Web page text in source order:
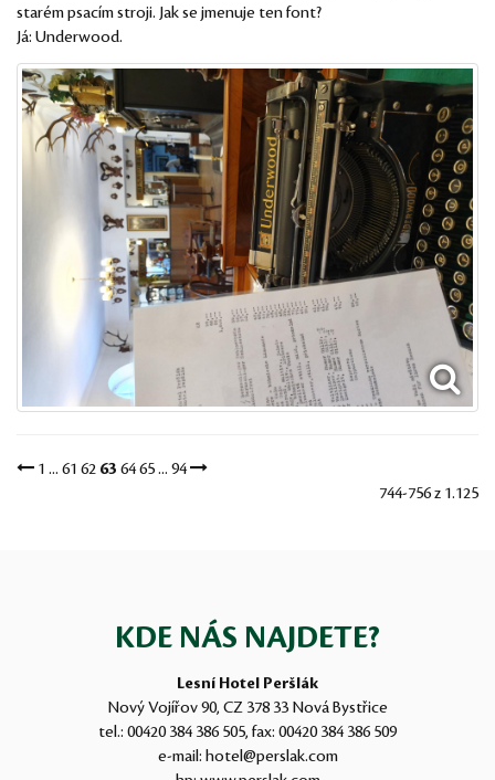
starém psacím stroji. Jak se jmenuje ten font?
Já: Underwood.
1 ... 61 62 63 6465... 94
744-756 z 1.125
KDE NÁS NAJDETE?
Lesní Hotel Peršlák
Nový Vojířov 90, CZ 378 33 Nová Bystřice
tel.: 00420 384 386 505, fax: 00420 384 386 509
e-mail: hotel@perslak.com